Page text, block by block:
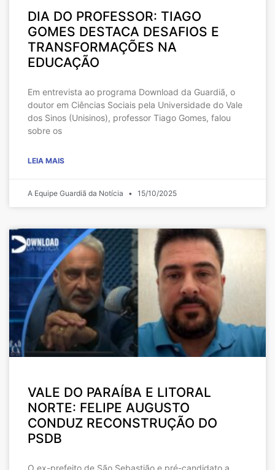
DIA DO PROFESSOR: TIAGO
GOMES DESTACA DESAFIOS E
TRANSFORMAÇÕES NA
EDUCAÇÃO
Em entrevista ao programa Download da Guardiã, o
doutor em Ciências Sociais pela Universidade do Vale
dos Sinos (Unisinos), professor Tiago Gomes, falou
sobre os
LEIA MAIS
A Equipe Guardiã da Notícia 15/10/2025
VALE DO PARAÍBA E LITORAL
NORTE: FELIPE AUGUSTO
CONDUZ RECONSTRUÇÃO DO
PSDB
O ex-prefeito de São Sebastião e pré-candidato a